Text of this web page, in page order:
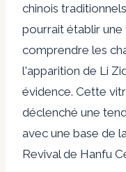
chinois
pourrait établir
comprendre les
l'apparition de Li
évidence. Cette
déclenché une
avec une base de
Revival de Hanfu